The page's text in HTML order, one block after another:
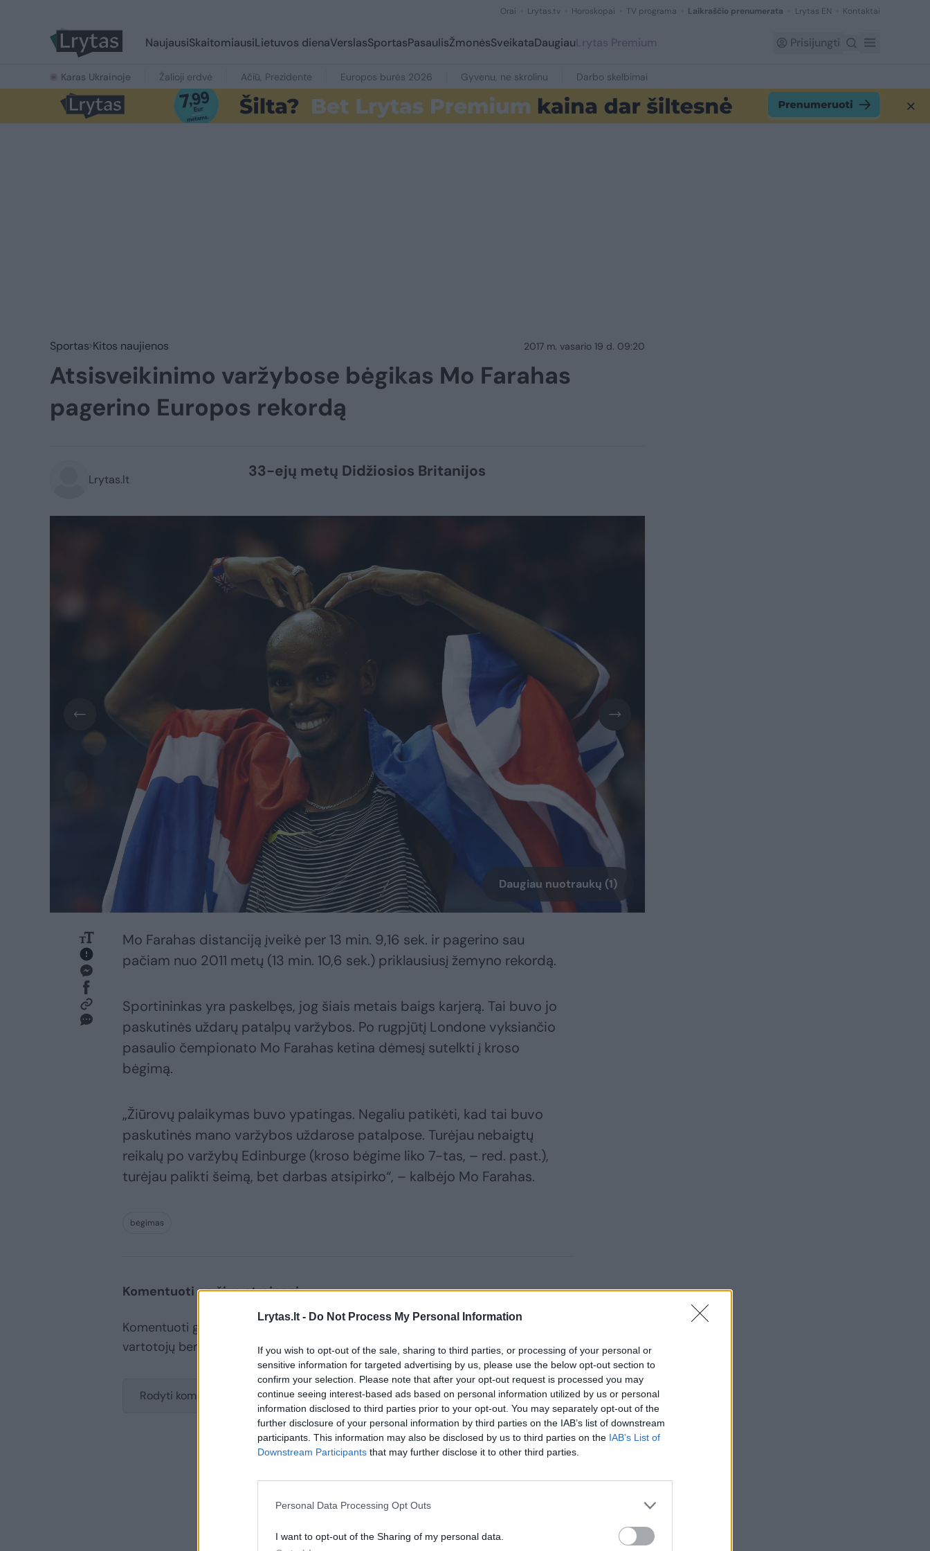
Lrytas.lt - Do Not Process My Personal Information
If you wish to opt-out of the sale, sharing to third parties, or processing of your personal or
sensitive information for targeted advertising by us, please use the below opt-out section to
confirm your selection. Please note that after your opt-out request is processed you may
continue seeing interest-based ads based on personal information utilized by us or personal
information disclosed to third parties prior to your opt-out. You may separately opt-out of the
further disclosure of your personal information by third parties on the IAB’s list of downstream
participants. This information may also be disclosed by us to third parties on the IAB’s List of
Downstream Participants that may further disclose it to other third parties.
Personal Data Processing Opt Outs
I want to opt-out of the Sharing of my personal data.
Orai Lrytas.tv Horoskopai TV programa Laikraščio prenumerata Lrytas EN Kontaktai
NaujausiSkaitomiausiLietuvos dienaVerslasSportasPasaulisŽmonėsSveikataDaugiauLrytas Premium Prisijungti
Karas Ukrainoje Žalioji erdvė Ačiū, Prezidente Europos burės 2026 Gyvenu, ne skrolinu Darbo skelbimai
Sportas Kitos naujienos 2017 m. vasario 19 d. 09:20
Atsisveikinimo varžybose bėgikas Mo Farahas
pagerino Europos rekordą
Lrytas.lt 33-ejų metų Didžiosios Britanijos
Daugiau nuotraukų (1)
Mo Farahas distanciją įveikė per 13 min. 9,16 sek. ir pagerino sau
pačiam nuo 2011 metų (13 min. 10,6 sek.) priklausiusį žemyno rekordą.
Sportininkas yra paskelbęs, jog šiais metais baigs karjerą. Tai buvo jo
paskutinės uždarų patalpų varžybos. Po rugpjūtį Londone vyksiančio
pasaulio čempionato Mo Farahas ketina dėmesį sutelkti į kroso
bėgimą.
„Žiūrovų palaikymas buvo ypatingas. Negaliu patikėti, kad tai buvo
paskutinės mano varžybos uždarose patalpose. Turėjau nebaigtų
reikalų po varžybų Edinburge (kroso bėgime liko 7-tas, – red. past.),
turėjau palikti šeimą, bet darbas atsipirko“, – kalbėjo Mo Farahas.
bėgimas
Komentuoti po šiuo straipsniu
Komentuoti gali tik Lrytas registruoti vartotojai. Prisijunkite prie registruotų
vartotojų bendruomenės ir bendraukite komentaruose!
Rodyti komentarus Prisijungti komentatoriams